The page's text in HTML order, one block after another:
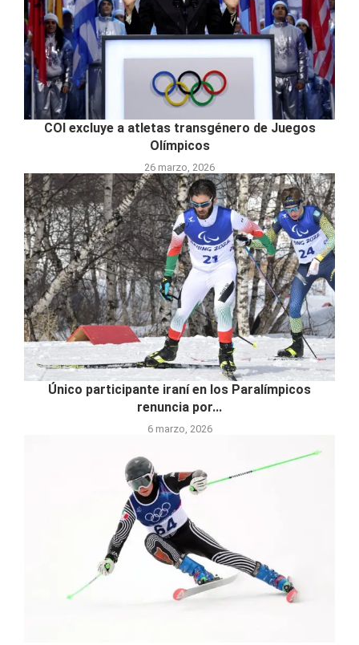
COI excluye a atletas transgénero de Juegos
Olímpicos
26 marzo, 2026
Único participante iraní en los Paralímpicos
renuncia por...
6 marzo, 2026